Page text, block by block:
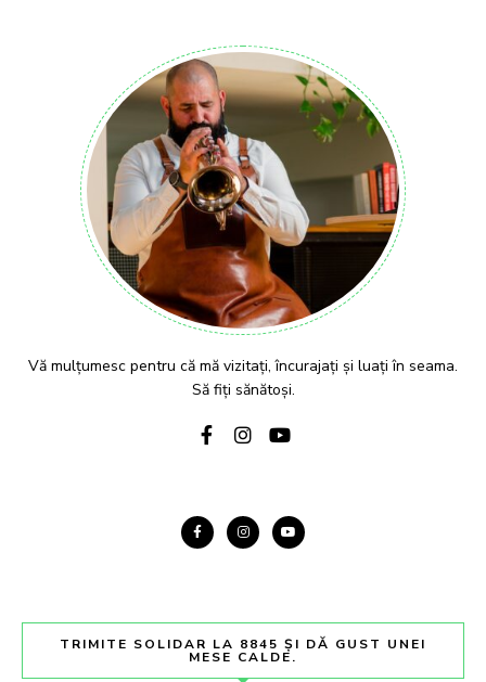
Vă mulțumesc pentru că mă vizitați, încurajați și luați în seama.
Să fiți sănătoși.
TRIMITE SOLIDAR LA 8845 ȘI DĂ GUST UNEI
MESE CALDE.